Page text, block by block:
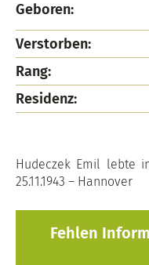
Geboren:
Verstorben:
Rang:
Residenz:
Hudeczek Emil lebte
25.11.1943 – Hannover
Fehlen